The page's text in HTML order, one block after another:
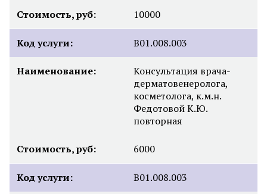
Стоимость, руб: 10000
Код услуги: B01.008.003
Наименование:
Консультация врача-
дерматовенеролога,
косметолога, к.м.н.
Федотовой К.Ю.
повторная
Стоимость, руб: 6000
Код услуги: B01.008.003